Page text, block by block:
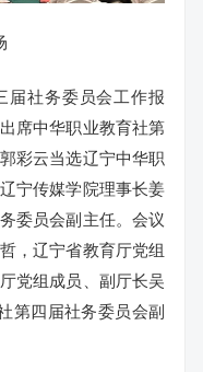
届社务委员会工作报
席中华职业教育社第
彩云当选辽宁中华职
宁传媒学院理事长姜
委员会副主任。会议
，辽宁省教育厅党组
党组成员、副厅长吴
第四届社务委员会副